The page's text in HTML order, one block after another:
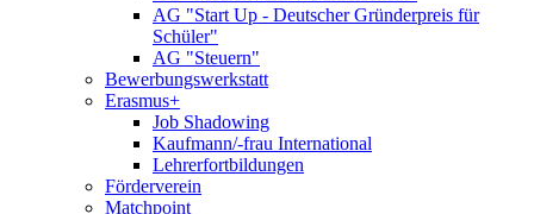
AG "Start Up - Deutscher Gründerpreis für
Schüler"
AG "Steuern"
Bewerbungswerkstatt
Erasmus+
Job Shadowing
Kaufmann/-frau International
Lehrerfortbildungen
Förderverein
Matchpoint